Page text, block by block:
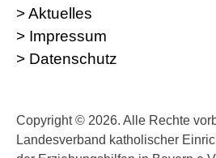
> Aktuelles
> Impressum
> Datenschutz
Copyright © 2026. Alle Rechte
Landesverband katholischer